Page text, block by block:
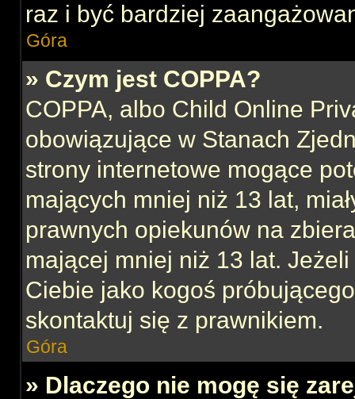
raz i być bardziej
Góra
» Czym jest COPPA?
COPPA, albo Child Online
obowiązujące w Stanach
strony internetowe mogące
mających mniej niż 13 lat,
prawnych opiekunów na
mającej mniej niż 13 lat.
Ciebie jako kogoś
skontaktuj się z prawnikiem.
Góra
» Dlaczego nie mogę się